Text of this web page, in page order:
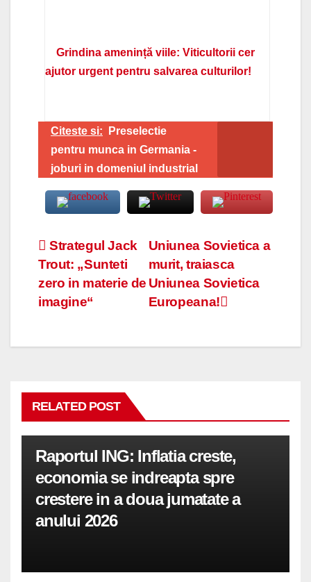
Grindina amenință viile: Viticultorii cer
ajutor urgent pentru salvarea culturilor!
Citeste si:
Preselectie
pentru munca in Germania -
joburi in domeniul industrial
Navigare
în
articole
Uniunea Sovietica a
murit, traiasca
Uniunea Sovietica
Europeana!
Strategul Jack
Trout: „Sunteti
zero in materie de
imagine“
RELATED POST
Raportul ING: Inflatia creste,
economia se indreapta spre
crestere in a doua jumatate a
anului 2026